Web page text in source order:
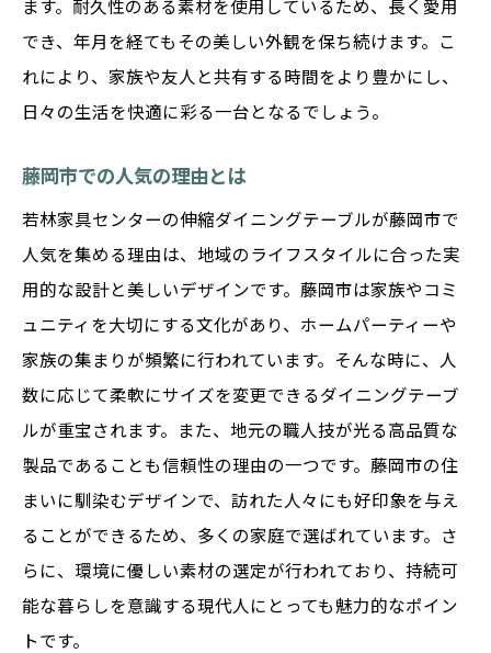
ます。耐久性のある素材を使用しているため、長く愛用
でき、年月を経てもその美しい外観を保ち続けます。こ
れにより、家族や友人と共有する時間をより豊かにし、
日々の生活を快適に彩る一台となるでしょう。
藤岡市での人気の理由とは
若林家具センターの伸縮ダイニングテーブルが藤岡市で
人気を集める理由は、地域のライフスタイルに合った実
用的な設計と美しいデザインです。藤岡市は家族やコミ
ュニティを大切にする文化があり、ホームパーティーや
家族の集まりが頻繁に行われています。そんな時に、人
数に応じて柔軟にサイズを変更できるダイニングテーブ
ルが重宝されます。また、地元の職人技が光る高品質な
製品であることも信頼性の理由の一つです。藤岡市の住
まいに馴染むデザインで、訪れた人々にも好印象を与え
ることができるため、多くの家庭で選ばれています。さ
らに、環境に優しい素材の選定が行われており、持続可
能な暮らしを意識する現代人にとっても魅力的なポイン
トです。